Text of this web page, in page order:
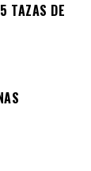
TAZAS DE